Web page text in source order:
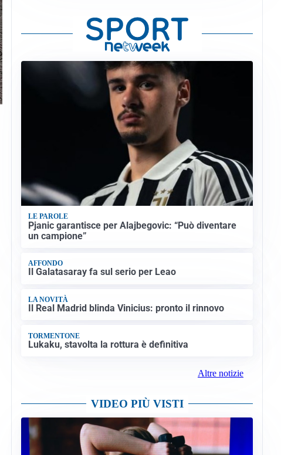
LE PAROLE
Pjanic garantisce per Alajbegovic: “Può diventare
un campione”
AFFONDO
Il Galatasaray fa sul serio per Leao
LA NOVITÀ
Il Real Madrid blinda Vinicius: pronto il rinnovo
TORMENTONE
Lukaku, stavolta la rottura è definitiva
Altre notizie
VIDEO PIÙ VISTI